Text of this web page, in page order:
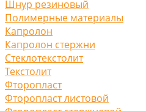
Шнур резиновый
Полимерные материалы
Капролон
Капролон стержни
Стеклотекстолит
Текстолит
Фторопласт
Фторопласт листовой